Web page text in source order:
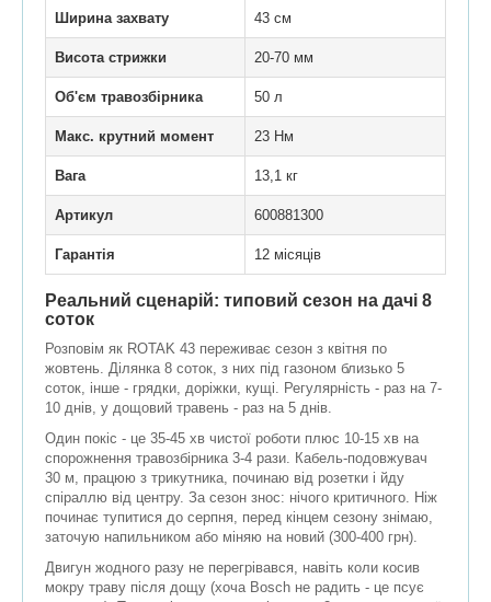
Ширина захвату 43 см
Висота стрижки 20-70 мм
Об'єм травозбірника 50 л
Макс. крутний момент 23 Нм
Вага 13,1 кг
Артикул 600881300
Гарантія 12 місяців
Реальний сценарій: типовий сезон на дачі 8
соток
Розповім як ROTAK 43 переживає сезон з квітня по
жовтень. Ділянка 8 соток, з них під газоном близько 5
соток, інше - грядки, доріжки, кущі. Регулярність - раз на 7-
10 днів, у дощовий травень - раз на 5 днів.
Один покіс - це 35-45 хв чистої роботи плюс 10-15 хв на
спорожнення травозбірника 3-4 рази. Кабель-подовжувач
30 м, працюю з трикутника, починаю від розетки і йду
спіраллю від центру. За сезон знос: нічого критичного. Ніж
починає тупитися до серпня, перед кінцем сезону знімаю,
заточую напильником або міняю на новий (300-400 грн).
Двигун жодного разу не перегрівався, навіть коли косив
мокру траву після дощу (хоча Bosch не радить - це псує